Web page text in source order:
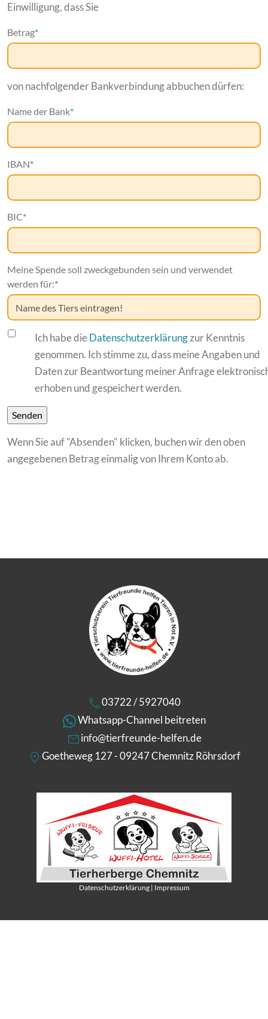
Einwilligung, dass Sie
Betrag*
von nachfolgender Bankverbindung abbuchen dürfen:
Name der Bank*
IBAN*
BIC*
Meine Spende soll zweckgebunden sein und verwendet
werden für:*
Ich habe dieDatenschutzerklärungzur Kenntnis
genommen. Ich stimme zu, dass meine Angaben und
Daten zur Beantwortung meiner Anfrage
erhoben und gespeichert werden.
Wenn Sie auf "Absenden" klicken, buchen wir den oben
angegebenen Betrag einmalig von Ihrem Konto ab.
03722 / 5927040
Whatsapp-Channel beitreten
info@tierfreunde-helfen.de
Goetheweg 127 - 09247 Chemnitz Röhrsdorf
Datenschutzerklärung| Impressum